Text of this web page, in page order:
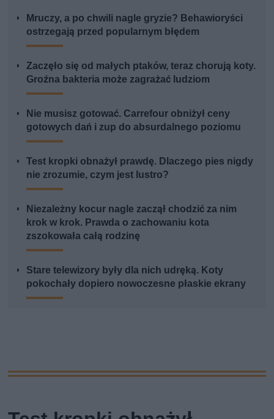
Mruczy, a po chwili nagle gryzie? Behawioryści
ostrzegają przed popularnym błędem
Zaczęło się od małych ptaków, teraz chorują koty.
Groźna bakteria może zagrażać ludziom
Nie musisz gotować. Carrefour obniżył ceny
gotowych dań i zup do absurdalnego poziomu
Test kropki obnażył prawdę. Dlaczego pies nigdy
nie zrozumie, czym jest lustro?
Niezależny kocur nagle zaczął chodzić za nim
krok w krok. Prawda o zachowaniu kota
zszokowała całą rodzinę
Stare telewizory były dla nich udręką. Koty
pokochały dopiero nowoczesne płaskie ekrany